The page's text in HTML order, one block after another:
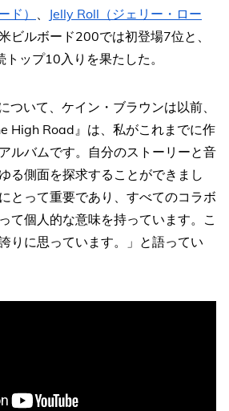
ド）
Jelly Roll（ジェリー・ロー
ビルボード200では初登場7位と、
ップ10入りを果たした。
ついて、ケイン・ブラウンは以前、
High Road』は、私がこれまでに作
ルバムです。自分のストーリーと音
る側面を探求することができまし
とって重要であり、すべてのコラボ
て個人的な意味を持っています。こ
りに思っています。」と語ってい